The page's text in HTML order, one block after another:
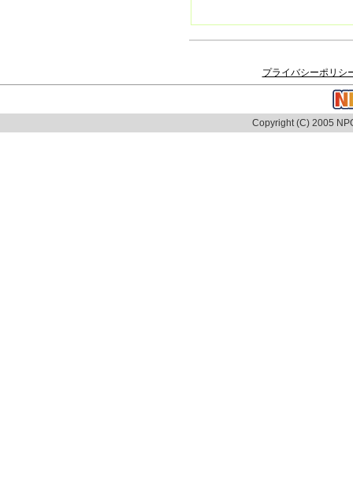
プライバシーポリシ
Copyright (C) 2005